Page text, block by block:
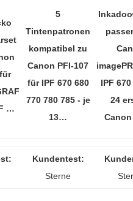
…
5
Tintenpatronen
kompatibel zu
Canon PFI-107
für IPF 670 680
770 780 785 - je
13…
IPF
24
Kundentest:
Sterne